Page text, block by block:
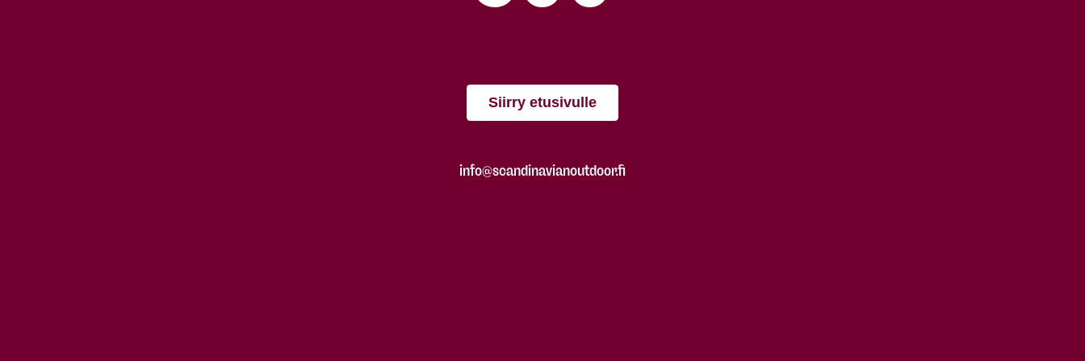
Siirry etusivulle
info@scandinavianoutdoor.fi